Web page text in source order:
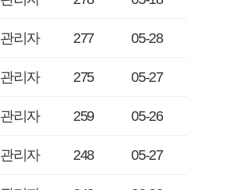
관리자 277 05-28
관리자 275 05-27
관리자 259 05-26
관리자 248 05-27